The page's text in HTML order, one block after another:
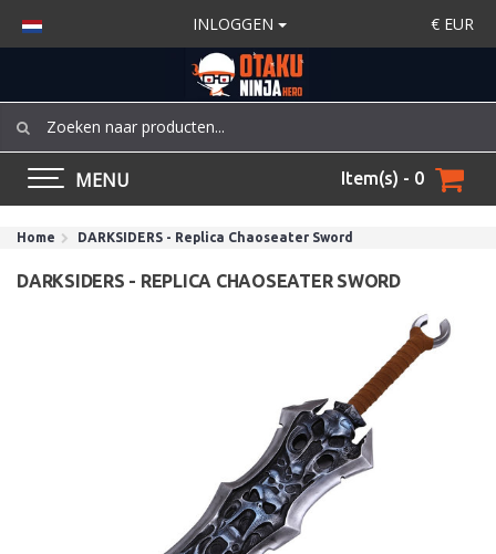
INLOGGEN € EUR
MENU Item(s) - 0
Home DARKSIDERS - Replica Chaoseater Sword
DARKSIDERS - REPLICA CHAOSEATER SWORD